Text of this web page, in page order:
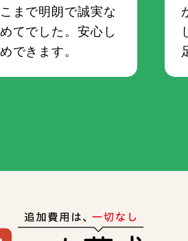
まで明朗で誠実な
てでした。安心し
できます。